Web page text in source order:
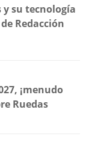
y su tecnología
Redacción
¡menudo
Ruedas